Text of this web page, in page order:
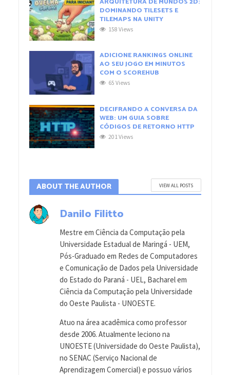
DOMINANDO TILESETS E
TILEMAPS NA UNITY
158 Views
ADICIONE RANKINGS ONLINE
AO SEU JOGO EM MINUTOS
COM O SCOREHUB
65 Views
DECIFRANDO A CONVERSA DA
WEB: UM GUIA SOBRE
CÓDIGOS DE RETORNO HTTP
201 Views
ABOUT THE AUTHOR VIEW ALL POSTS
Danilo Filitto
Mestre em Ciência da Computação pela
Universidade Estadual de Maringá - UEM,
Pós-Graduado em Redes de Computadores
e Comunicação de Dados pela Universidade
do Estado do Paraná - UEL, Bacharel em
Ciência da Computação pela Universidade
do Oeste Paulista - UNOESTE.
Atuo na área acadêmica como professor
desde 2006. Atualmente leciono na
UNOESTE (Universidade do Oeste Paulista),
no SENAC (Serviço Nacional de
Aprendizagem Comercial) e possuo vários